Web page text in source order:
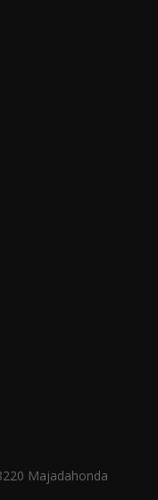
Majadahonda